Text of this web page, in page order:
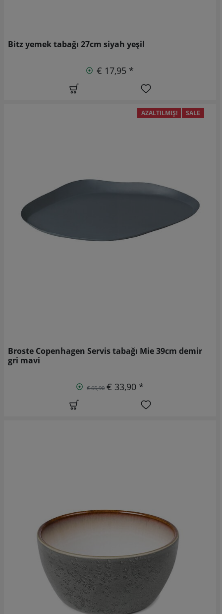
Bitz yemek tabağı 27cm siyah yeşil
€ 17,95 *
AZALTILMIŞ! SALE
Broste Copenhagen Servis tabağı Mie 39cm demir
gri mavi
€ 65,90 € 33,90 *